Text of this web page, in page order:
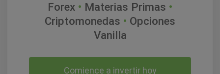
Forex • Materias Primas •
Criptomonedas • Opciones
Vanilla
Comience a invertir hoy